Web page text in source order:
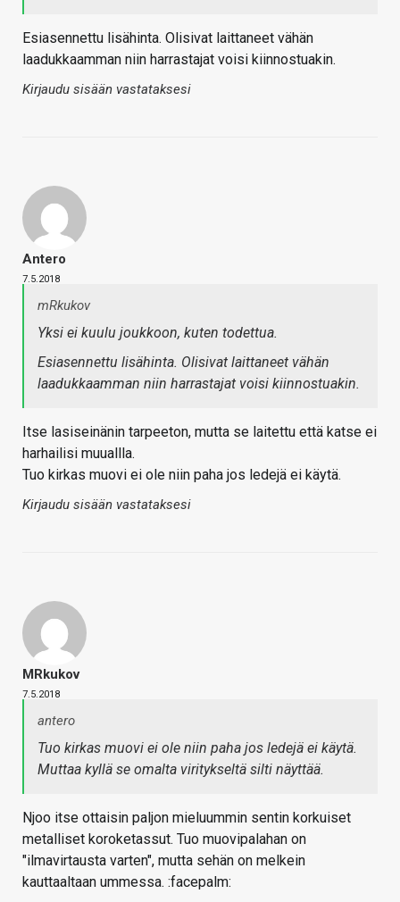
Esiasennettu lisähinta. Olisivat laittaneet vähän
laadukkaamman niin harrastajat voisi kiinnostuakin.
Kirjaudu sisään vastataksesi
Antero
7.5.2018
mRkukov
Yksi ei kuulu joukkoon, kuten todettua.
Esiasennettu lisähinta. Olisivat laittaneet vähän
laadukkaamman niin harrastajat voisi kiinnostuakin.
Itse lasiseinänin tarpeeton, mutta se laitettu että katse ei
harhailisi muuallla.
Tuo kirkas muovi ei ole niin paha jos ledejä ei käytä.
Kirjaudu sisään vastataksesi
MRkukov
7.5.2018
antero
Tuo kirkas muovi ei ole niin paha jos ledejä ei käytä.
Muttaa kyllä se omalta viritykseltä silti näyttää.
Njoo itse ottaisin paljon mieluummin sentin korkuiset
metalliset koroketassut. Tuo muovipalahan on
"ilmavirtausta varten", mutta sehän on melkein
kauttaaltaan ummessa. :facepalm: